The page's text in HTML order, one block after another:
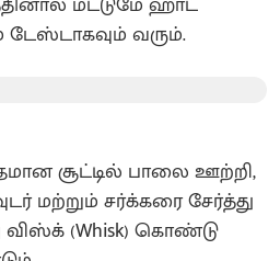
டேஸ்டாகவும் வரும்.
சூட்டில் பாலை ஊற்றி,
மற்றும் சர்க்கரை சேர்த்து
(Whisk) கொண்டு